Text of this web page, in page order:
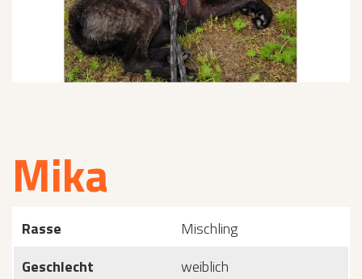
Mika
Rasse
Mischling
Geschlecht
weiblich